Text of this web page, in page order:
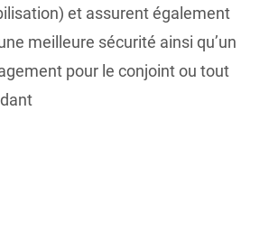
et assurent également
meilleure sécurité ainsi qu’un
pour le conjoint ou tout